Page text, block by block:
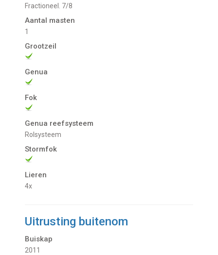
Fractioneel. 7/8
Aantal masten
1
Grootzeil
Genua
Fok
Genua reefsysteem
Rolsysteem
Stormfok
Lieren
4x
Uitrusting buitenom
Buiskap
2011